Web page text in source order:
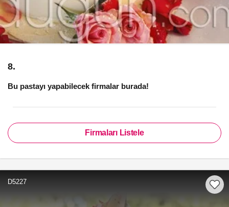
8.
Bu pastayı yapabilecek firmalar burada!
Firmaları Listele
D5227